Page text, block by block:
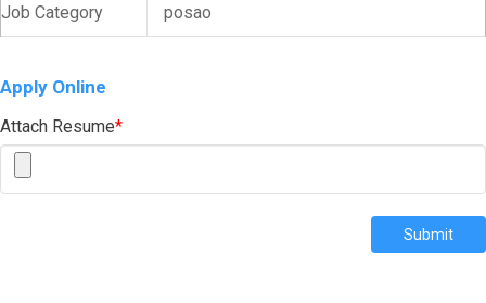
Job Category posao
Apply Online
Attach Resume*
Submit